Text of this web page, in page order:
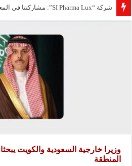
شركة “SI Pharma Lux”: مشاركتنا في المعرض عززت التواصل مع الشركاء المحليين والدوليين
وزيرا خارجية السعودية والكويت
المنطقة